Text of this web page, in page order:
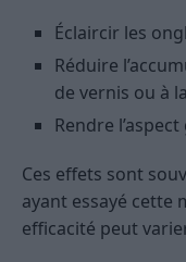
Éclaircir les
Réduire
de vernis ou à
Rendre
Ces effets sont
ayant essayé cette
efficacité peut